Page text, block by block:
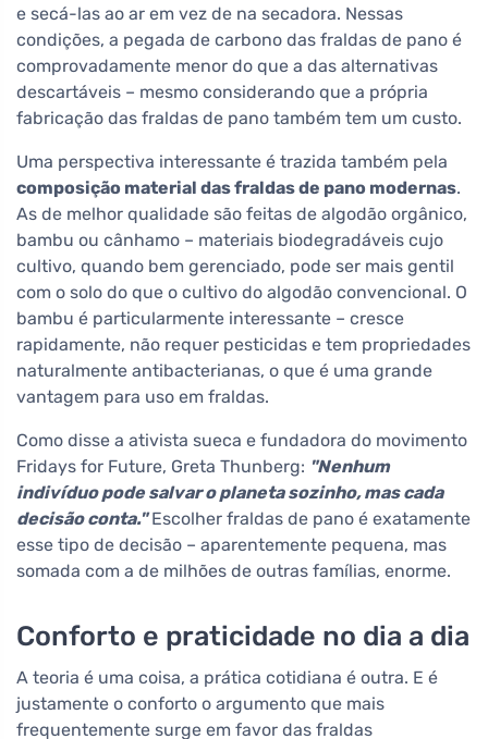
e secá-las ao ar em vez de na secadora. Nessas
condições, a pegada de carbono das fraldas de pano é
comprovadamente menor do que a das alternativas
descartáveis – mesmo considerando que a própria
fabricação das fraldas de pano também tem um custo.
Uma perspectiva interessante é trazida também pela
composição material das fraldas de pano modernas.
As de melhor qualidade são feitas de algodão orgânico,
bambu ou cânhamo – materiais biodegradáveis cujo
cultivo, quando bem gerenciado, pode ser mais gentil
com o solo do que o cultivo do algodão convencional. O
bambu é particularmente interessante – cresce
rapidamente, não requer pesticidas e tem propriedades
naturalmente antibacterianas, o que é uma grande
vantagem para uso em fraldas.
Como disse a ativista sueca e fundadora do movimento
Fridays for Future, Greta Thunberg: "Nenhum
indivíduo pode salvar o planeta sozinho, mas cada
decisão conta."Escolher fraldas de pano é exatamente
esse tipo de decisão – aparentemente pequena, mas
somada com a de milhões de outras famílias, enorme.
Conforto e praticidade no dia a dia
A teoria é uma coisa, a prática cotidiana é outra. E é
justamente o conforto o argumento que mais
frequentemente surge em favor das fraldas